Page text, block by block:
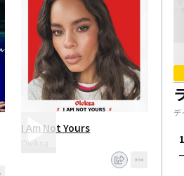
I Am Not Yours
Oleksa
デ
1